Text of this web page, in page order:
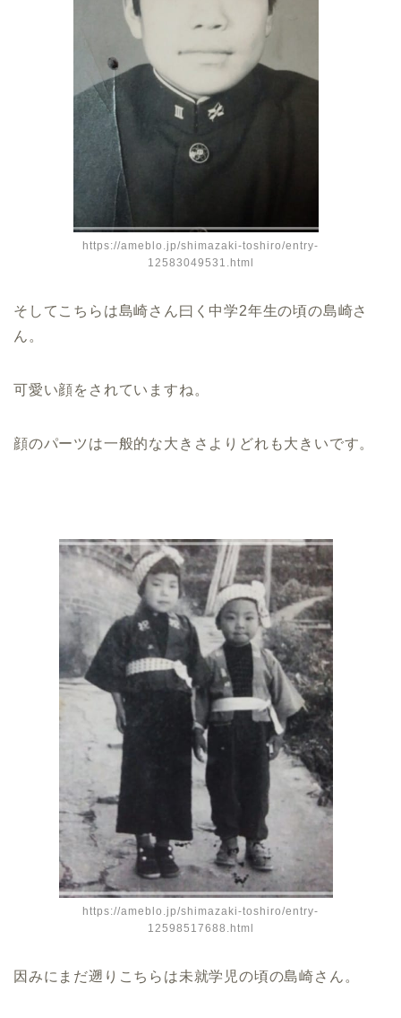
https://ameblo.jp/shimazaki-toshiro/entry-
12583049531.html
そしてこちらは島崎さん曰く中学2年生の頃の島崎さ
ん。
可愛い顔をされていますね。
顔のパーツは一般的な大きさよりどれも大きいです。
https://ameblo.jp/shimazaki-toshiro/entry-
12598517688.html
因みにまだ遡りこちらは未就学児の頃の島崎さん。